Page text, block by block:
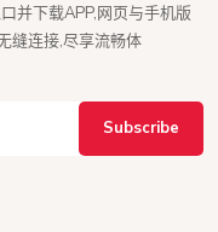
并下载APP,网页与手机版
缝连接,尽享流畅体
Subscribe